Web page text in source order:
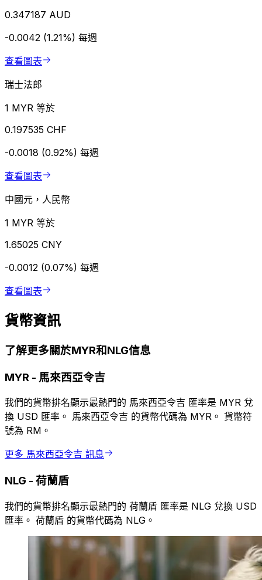
0.347187 AUD
-0.0042 (1.21%) 每週
查看圖表
瑞士法郎
1 MYR 等於
0.197535 CHF
-0.0018 (0.92%) 每週
查看圖表
中國元，人民幣
1 MYR 等於
1.65025 CNY
-0.0012 (0.07%) 每週
查看圖表
貨幣資訊
了解更多關於MYR和NLG信息
MYR - 馬來西亞令吉
我們的貨幣排名顯示最熱門的 馬來西亞令吉 匯率是 MYR 兌
換 USD 匯率。 馬來西亞令吉 的貨幣代碼為 MYR。 貨幣符
號為 RM。
更多 馬來西亞令吉 訊息
NLG - 荷蘭盾
我們的貨幣排名顯示最熱門的 荷蘭盾 匯率是 NLG 兌換 USD
匯率。 荷蘭盾 的貨幣代碼為 NLG。